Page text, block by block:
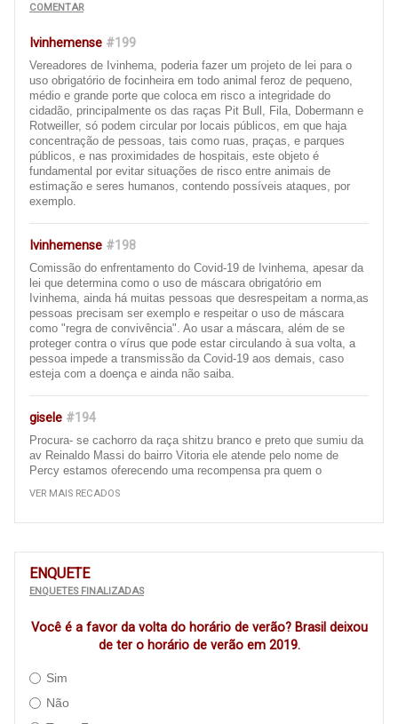
COMENTAR
Ivinhemense #199
Vereadores de Ivinhema, poderia fazer um projeto de lei para o
uso obrigatório de focinheira em todo animal feroz de pequeno,
médio e grande porte que coloca em risco a integridade do
cidadão, principalmente os das raças Pit Bull, Fila, Dobermann e
Rotweiller, só podem circular por locais públicos, em que haja
concentração de pessoas, tais como ruas, praças, e parques
públicos, e nas proximidades de hospitais, este objeto é
fundamental por evitar situações de risco entre animais de
estimação e seres humanos, contendo possíveis ataques, por
exemplo.
Ivinhemense #198
Comissão do enfrentamento do Covid-19 de Ivinhema, apesar da
lei que determina como o uso de máscara obrigatório em
Ivinhema, ainda há muitas pessoas que desrespeitam a norma,as
pessoas precisam ser exemplo e respeitar o uso de máscara
como "regra de convivência". Ao usar a máscara, além de se
proteger contra o vírus que pode estar circulando à sua volta, a
pessoa impede a transmissão da Covid-19 aos demais, caso
esteja com a doença e ainda não saiba.
gisele #194
Procura- se cachorro da raça shitzu branco e preto que sumiu da
av Reinaldo Massi do bairro Vitoria ele atende pelo nome de
Percy estamos oferecendo uma recompensa pra quem o
obrigada att gisele
Bom dia, gostaria de fazer uma reclamação sobre as ruas da
nossa cidade de ivinhema, é um descaso com a população
essas ruas que quando vc passa de carro vc fica pulando dentro
precisa recapear, principalmente a av Panamá e as ruas em torno
da escola filinto Müller e algumas av do bairro centro..... é um
naquela região e as que passam ali todos os dias ) Isso acaba
amortecedores dos carros .... cadê os vereadores para cobrarem,
cadê a Adm municipal, para executarem estás obras, CADÊ
VER MAIS RECADOS
ENQUETE
ENQUETES FINALIZADAS
Você é a favor da volta do horário de verão? Brasil deixou
de ter o horário de verão em 2019.
Sim
Não